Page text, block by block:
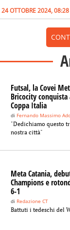
24 OTTOBRE 2024, 08:28
Futsal, la Covei
Bricocity conquista
Coppa Italia
di Fernando Massimo
"Dedichiamo questo
nostra città"
Meta Catania,
Champions e
6-1
di Redazione CT
Battuti i tedeschi del